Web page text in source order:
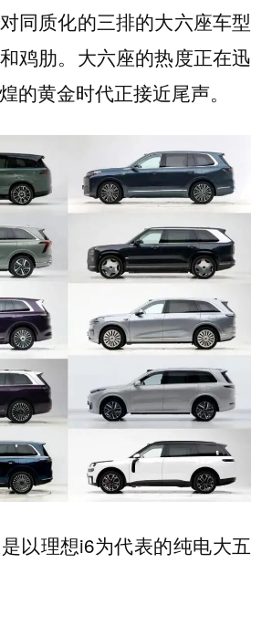
同质化的三排的大六座车型
鸡肋。大六座的热度正在迅
的黄金时代正接近尾声。
以理想i6为代表的纯电大五